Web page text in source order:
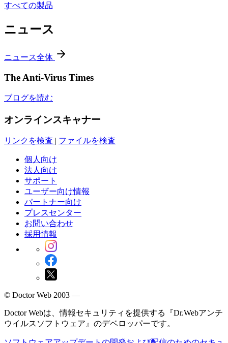
すべての製品
ニュース
ニュース全体
The Anti-Virus Times
ブログを読む
オンラインスキャナー
リンクを検査 | ファイルを検査
個人向け
法人向け
サポート
ユーザー向け情報
パートナー向け
プレスセンター
お問い合わせ
採用情報
© Doctor Web 2003 —
Doctor Webは、情報セキュリティを提供する『Dr.Webアンチ
ウイルスソフトウェア』のデベロッパーです。